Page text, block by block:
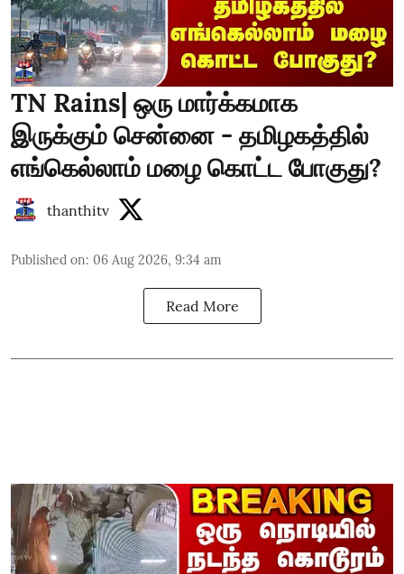
TN Rains| ஒரு மார்க்கமாக
இருக்கும் சென்னை - தமிழகத்தில்
எங்கெல்லாம் மழை கொட்ட போகுது?
thanthitv
Published on: 06 Aug 2026, 9:34 am
Read More